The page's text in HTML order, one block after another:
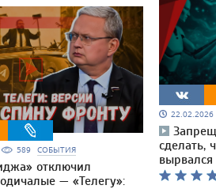
589 СОБЫТИЯ
отключил
— «Телегу»:
22.02.2026
сделать,